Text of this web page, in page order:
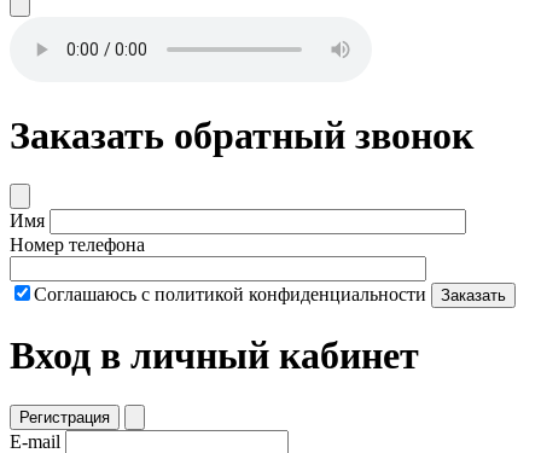
Заказать обратный звонок
Имя
Номер телефона
Соглашаюсь с политикой конфиденциальности Заказать
Вход в личный кабинет
Регистрация
E-mail